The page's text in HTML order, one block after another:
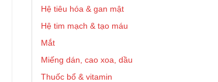
Hệ tiêu hóa & gan mật
Hệ tim mạch & tạo máu
Mắt
Miếng dán, cao xoa, dầu
Thuốc bổ & vitamin